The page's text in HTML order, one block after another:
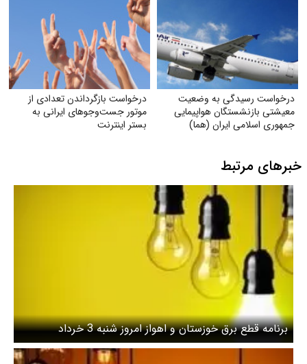
درخواست رسیدگی به وضعیت
معیشتی بازنشستگان هواپیمایی
جمهوری اسلامی ایران (هما)
درخواست بازگرداندن تعدادی از
موتور جست‌وجوهای ایرانی به
بستر اینترنت
خبرهای مرتبط
برنامه قطع برق خوزستان و اهواز امروز شنبه 3 خرداد